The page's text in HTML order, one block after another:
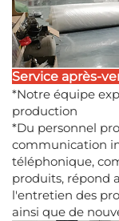
Service après-
*Notre équipe
production
*Du personnel
communication
téléphonique,
produits, répond
l'entretien des
ainsi que de